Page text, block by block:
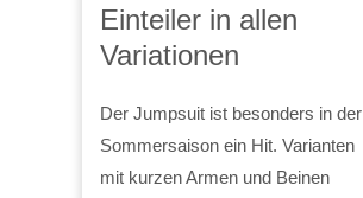
Einteiler in allen
Variationen
Der Jumpsuit ist besonders in der
Sommersaison ein Hit. Varianten
mit kurzen Armen und Beinen